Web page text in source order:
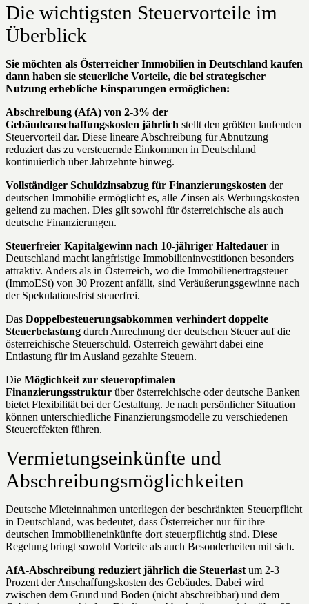
Die wichtigsten Steuervorteile im
Überblick
Sie möchten als Österreicher Immobilien in Deutschland kaufen
dann haben sie steuerliche Vorteile, die bei strategischer
Nutzung erhebliche Einsparungen ermöglichen:
Abschreibung (AfA) von 2-3% der
Gebäudeanschaffungskosten jährlich stellt den größten laufenden
Steuervorteil dar. Diese lineare Abschreibung für Abnutzung
reduziert das zu versteuernde Einkommen in Deutschland
kontinuierlich über Jahrzehnte hinweg.
Vollständiger Schuldzinsabzug für Finanzierungskosten der
deutschen Immobilie ermöglicht es, alle Zinsen als Werbungskosten
geltend zu machen. Dies gilt sowohl für österreichische als auch
deutsche Finanzierungen.
Steuerfreier Kapitalgewinn nach 10-jähriger Haltedauer in
Deutschland macht langfristige Immobilieninvestitionen besonders
attraktiv. Anders als in Österreich, wo die Immobilienertragsteuer
(ImmoESt) von 30 Prozent anfällt, sind Veräußerungsgewinne nach
der Spekulationsfrist steuerfrei.
Das Doppelbesteuerungsabkommen verhindert doppelte
Steuerbelastung durch Anrechnung der deutschen Steuer auf die
österreichische Steuerschuld. Österreich gewährt dabei eine
Entlastung für im Ausland gezahlte Steuern.
Die Möglichkeit zur steueroptimalen
Finanzierungsstruktur über österreichische oder deutsche Banken
bietet Flexibilität bei der Gestaltung. Je nach persönlicher Situation
können unterschiedliche Finanzierungsmodelle zu verschiedenen
Steuereffekten führen.
Vermietungseinkünfte und
Abschreibungsmöglichkeiten
Deutsche Mieteinnahmen unterliegen der beschränkten Steuerpflicht
in Deutschland, was bedeutet, dass Österreicher nur für ihre
deutschen Immobilieneinkünfte dort steuerpflichtig sind. Diese
Regelung bringt sowohl Vorteile als auch Besonderheiten mit sich.
AfA-Abschreibung reduziert jährlich die Steuerlast um 2-3
Prozent der Anschaffungskosten des Gebäudes. Dabei wird
zwischen dem Grund und Boden (nicht abschreibbar) und dem